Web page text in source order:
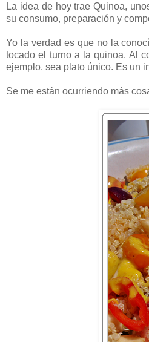
La idea de hoy trae Quinoa,
su consumo, preparación y
Yo la verdad es que no la
tocado el turno a la quinoa. Al
ejemplo, sea plato único. Es un
Se me están ocurriendo más